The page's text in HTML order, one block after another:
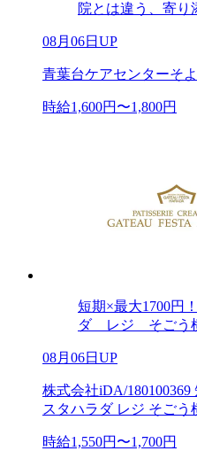
院とは違う、寄り
08月06日UP
青葉台ケアセンターそ
時給1,600円〜1,800円
短期×最大1700円
ダ レジ そごう
08月06日UP
株式会社iDA/
スタハラダ レジ そごう
時給1,550円〜1,700円